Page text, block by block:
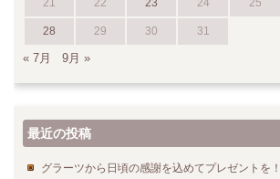
21 22 23 24 25
28 29 30 31
« 7月 9月 »
最近の投稿
グラーツから日頃の感謝を込めてプレゼントを！